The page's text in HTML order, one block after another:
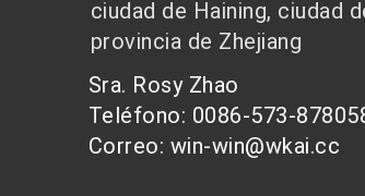
ciudad de Haining, ciudad
provincia de Zhejiang
Sra. Rosy Zhao
Teléfono: 0086-573-
Correo: win-win@wkai.cc